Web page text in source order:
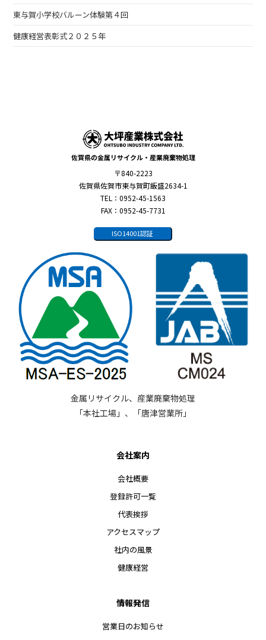
東与賀小学校バルーン体験第４回
健康経営表彰式２０２５年
佐賀県の金属リサイクル・産業廃棄物処理
〒840-2223
佐賀県佐賀市東与賀町飯盛2634-1
TEL：0952-45-1563
FAX：0952-45-7731
ISO14001認証
金属リサイクル、産業廃棄物処理
「本社工場」、「唐津営業所」
会社案内
会社概要
登録許可一覧
代表挨拶
アクセスマップ
社内の風景
健康経営
情報発信
営業日のお知らせ